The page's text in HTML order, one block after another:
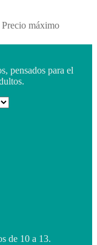
Precio máximo
pensados para el
de 10 a 13.